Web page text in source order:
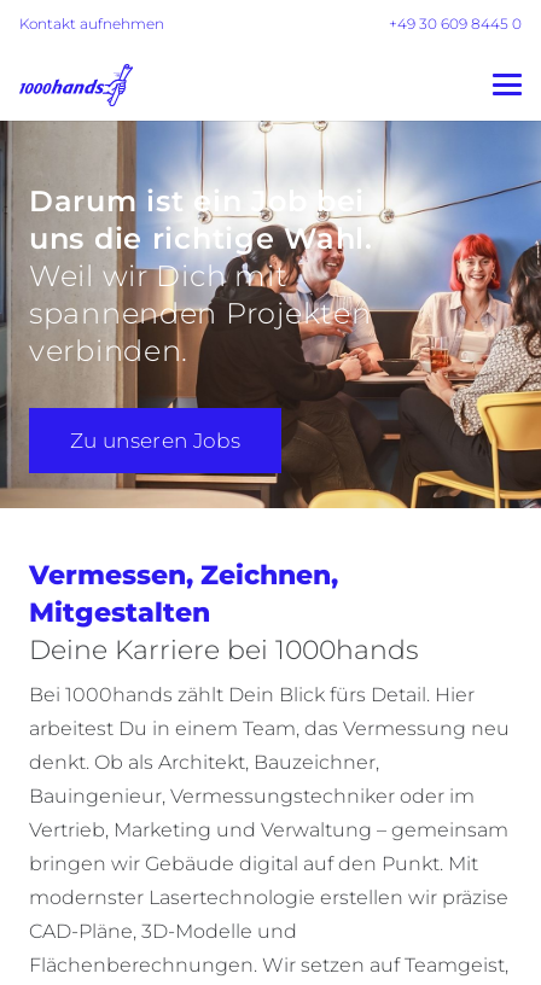
Kontakt aufnehmen +49 30 609 8445 0
Darum ist ein Job bei
uns die richtige Wahl.
Weil wir Dich mit
spannenden Projekten
verbinden.
Zu unseren Jobs
Vermessen, Zeichnen,
Mitgestalten
Deine Karriere bei 1000hands
Bei 1000hands zählt Dein Blick fürs Detail. Hier
arbeitest Du in einem Team, das Vermessung neu
denkt. Ob als Architekt, Bauzeichner,
Bauingenieur, Vermessungstechniker oder im
Vertrieb, Marketing und Verwaltung – gemeinsam
bringen wir Gebäude digital auf den Punkt. Mit
modernster Lasertechnologie erstellen wir präzise
CAD-Pläne, 3D-Modelle und
Flächenberechnungen. Wir setzen auf Teamgeist,